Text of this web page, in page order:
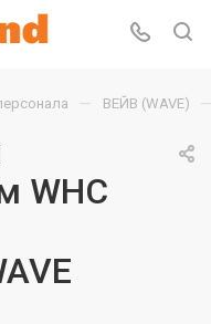
— ВЕЙВ (WAVE)
WHC